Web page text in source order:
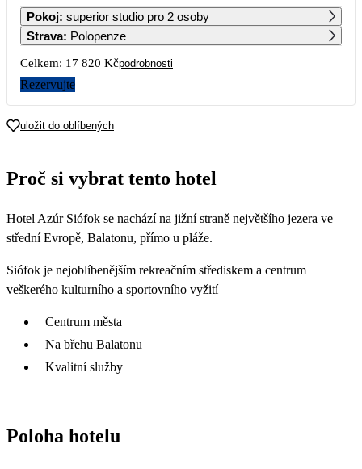
1 2
3 4 5 6 7 8 9
10
14 400 14 400 14 400 14 400 14 400 14 400 14 400
17 18
24 25 26 27
31
8 910
Pokoj: superior studio pro 2 osoby
Strava: Polopenze
Celkem: 17 820 Kčpodrobnosti
Rezervujte
uložit do oblíbených
Proč si vybrat tento hotel
Hotel Azúr Siófok se nachází na jižní straně největšího jezera ve
střední Evropě, Balatonu, přímo u pláže.
Siófok je nejoblíbenějším rekreačním střediskem a centrum
veškerého kulturního a sportovního vyžití
Centrum města
Na břehu Balatonu
Kvalitní služby
Poloha hotelu